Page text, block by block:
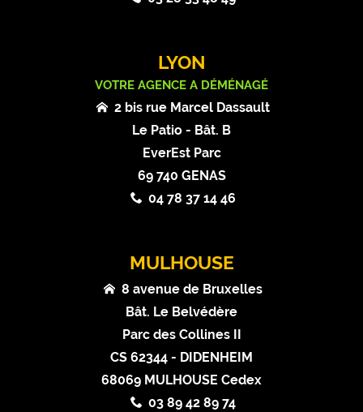
LYON
VOTRE AGENCE A DÉMÉNAGÉ
2 bis rue Marcel Dassault
Le Patio - Bât. B
EverEst Parc
69 740 GENAS
04 78 37 14 46
MULHOUSE
8 avenue de Bruxelles
Bât. Le Belvédère
Parc des Collines II
CS 62344 - DIDENHEIM
68069 MULHOUSE Cedex
03 89 42 89 74